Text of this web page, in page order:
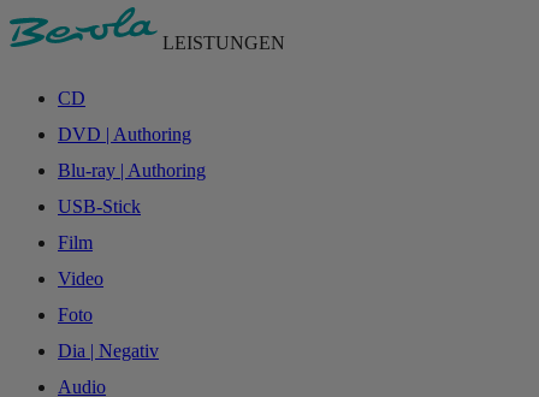
LEISTUNGEN
CD
DVD | Authoring
Blu-ray | Authoring
USB-Stick
Film
Video
Foto
Dia | Negativ
Audio